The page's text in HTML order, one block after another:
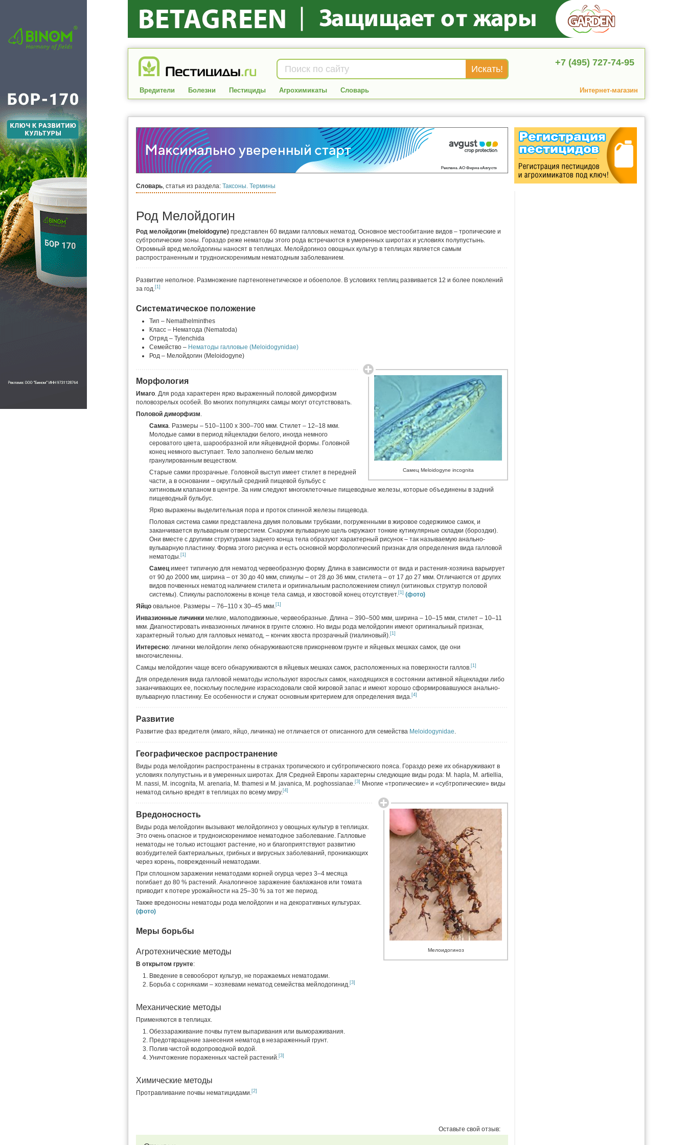
+7 (495) 727-74-95
Вредители Болезни Пестициды Агрохимикаты Словарь Интернет-магазин
Словарь, статья из раздела: Таксоны. Термины
Род Мелойдогин
Род мелойдогин (meloidogyne) представлен 60 видами галловых нематод. Основное местообитание видов – тропические и
субтропические зоны. Гораздо реже нематоды этого рода встречаются в умеренных широтах и условиях полупустынь.
Огромный вред мелойдогины наносят в теплицах. Мелойдогиноз овощных культур в теплицах является самым
распространенным и трудноискоренимым нематодным заболеванием.
Развитие неполное. Размножение партеногенетическое и обоеполое. В условиях теплиц развивается 12 и более поколений
за год.[1]
Систематическое положение
Тип – Nemathelminthes
Класс – Нематода (Nematoda)
Отряд – Tylenchida
Семейство – Нематоды галловые (Meloidogynidae)
Род – Мелойдогин (Meloidogyne)
Самец Meloidogyne incognita
Морфология
Имаго. Для рода характерен ярко выраженный половой диморфизм
половозрелых особей. Во многих популяциях самцы могут отсутствовать.
Половой диморфизм.
Самка. Размеры – 510–1100 х 300–700 мкм. Стилет – 12–18 мкм.
Молодые самки в период яйцекладки белого, иногда немного
сероватого цвета, шарообразной или яйцевидной формы. Головной
конец немного выступает. Тело заполнено белым мелко
гранулированным веществом.
Старые самки прозрачные. Головной выступ имеет стилет в передней
части, а в основании – округлый средний пищевой бульбус с
хитиновым клапаном в центре. За ним следуют многоклеточные пищеводные железы, которые объединены в задний
пищеводный бульбус.
Ярко выражены выделительная пора и проток спинной железы пищевода.
Половая система самки представлена двумя половыми трубками, погруженными в жировое содержимое самок, и
заканчивается вульварным отверстием. Снаружи вульварную щель окружают тонкие кутикулярные складки (бороздки).
Они вместе с другими структурами заднего конца тела образуют характерный рисунок – так называемую анально-
вульварную пластинку. Форма этого рисунка и есть основной морфологический признак для определения вида галловой
нематоды.[1]
Самецимеет типичную для нематод червеобразную форму. Длина в зависимости от вида и растения-хозяина варьирует
от 90 до 2000 мм, ширина – от 30 до 40 мкм, спикулы – от 28 до 36 мкм, стилета – от 17 до 27 мкм. Отличаются от других
видов почвенных нематод наличием стилета и оригинальным расположением спикул (хитиновых структур половой
системы). Спикулы расположены в конце тела самца, и хвостовой конец отсутствует.[1] (фото)
Яйцо овальное. Размеры – 76–110 х 30–45 мкм.[1]
Инвазионные личинки мелкие, малоподвижные, червеобразные. Длина – 390–500 мкм, ширина – 10–15 мкм, стилет – 10–11
мкм. Диагностировать инвазионных личинок в грунте сложно. Но виды рода мелойдогин имеют оригинальный признак,
характерный только для галловых нематод, – кончик хвоста прозрачный (гиалиновый).[1]
Интересно: личинки мелойдогин легко обнаруживаютсяв прикорневом грунте и яйцевых мешках самок, где они
многочисленны.
Самцы мелойдогин чаще всего обнаруживаются в яйцевых мешках самок, расположенных на поверхности галлов.[1]
Для определения вида галловой нематоды используют взрослых самок, находящихся в состоянии активной яйцекладки либо
заканчивающих ее, поскольку последние израсходовали свой жировой запас и имеют хорошо сформировавшуюся анально-
вульварную пластинку. Ее особенности и служат основным критерием для определения вида.[4]
Развитие
Развитие фаз вредителя (имаго, яйцо, личинка) не отличается от описанного для семейства Meloidogynidae.
Географическое распространение
Виды рода мелойдогин распространены в странах тропического и субтропического пояса. Гораздо реже их обнаруживают в
условиях полупустынь и в умеренных широтах. Для Средней Европы характерны следующие виды рода: М. hapla, М. artiellia,
М. nassi, М. incognita, М. arenaria, М. thamesi и М. javanica, М. poghossianae.[3]
Многие «тропические» и «субтропические» виды
нематод сильно вредят в теплицах по всему миру.[4]
Мелоидогиноз
Вредоносность
Виды рода мелойдогин вызывают мелойдогиноз у овощных культур в теплицах.
Это очень опасное и трудноискоренимое нематодное заболевание. Галловые
нематоды не только истощают растение, но и благоприятствуют развитию
возбудителей бактериальных, грибных и вирусных заболеваний, проникающих
через корень, поврежденный нематодами.
При сплошном заражении нематодами корней огурца через 3–4 месяца
погибает до 80 % растений. Аналогичное заражение баклажанов или томата
приводит к потере урожайности на 25–30 % за тот же период.
Также вредоносны нематоды рода мелойдогин и на декоративных культурах.
(фото)
Меры борьбы
Агротехнические методы
В открытом грунте:
Введение в севооборот культур, не поражаемых нематодами.
Борьба с сорняками – хозяевами нематод семейства мейлодогинид.[3]
Механические методы
Применяются в теплицах.
Обеззараживание почвы путем выпаривания или вымораживания.
Предотвращение занесения нематод в незараженный грунт.
Полив чистой водопроводной водой.
Уничтожение пораженных частей растений.[3]
Химические методы
Протравливание почвы нематицидами.[2]
Оставьте свой отзыв: